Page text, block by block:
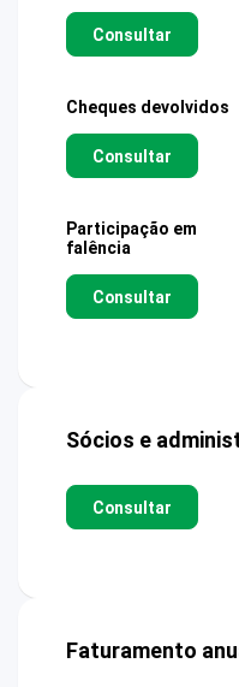
Consultar
Cheques devolvidos
Consultar
Participação em
falência
Consultar
Sócios e
Consultar
Faturamento